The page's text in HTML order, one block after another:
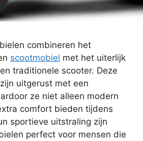
combineren het
scootmobiel met het uiterlijk
traditionele scooter. Deze
uitgerust met een
ze niet alleen modern
comfort bieden tijdens
sportieve uitstraling zijn
perfect voor mensen die